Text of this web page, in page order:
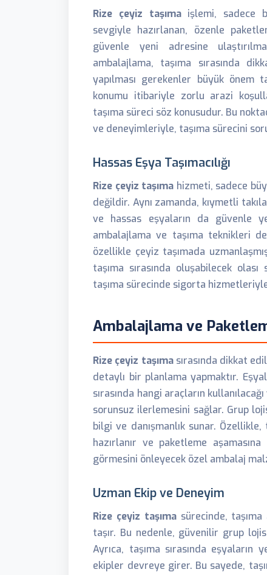
Rize çeyiz taşımaişlemi, sadece
sevgiyle hazırlanan, özenle
güvenle yeni adresine
ambalajlama, taşıma sırasında
yapılması gerekenler büyük önem
konumu itibariyle zorlu arazi
taşıma süreci söz konusudur. Bu
ve deneyimleriyle, taşıma sürecini
Hassas Eşya Taşımacılığı
Rize çeyiz taşıma hizmeti, sadece
değildir. Aynı zamanda, kıymetli
ve hassas eşyaların da güvenle
ambalajlama ve taşıma teknikleri
özellikle çeyiz taşımada
taşıma sırasında oluşabilecek
taşıma sürecinde sigorta
Ambalajlama ve
Rize çeyiz taşımasırasında dikkat
detaylı bir planlama yapmaktır.
sırasında hangi araçların
sorunsuz ilerlemesini sağlar. Grup
bilgi ve danışmanlık sunar.
hazırlanır ve paketleme
görmesini önleyecek özel ambalaj
Uzman Ekip ve Deneyim
Rize çeyiz taşımasürecinde, taşıma
taşır. Bu nedenle, güvenilir grup
Ayrıca, taşıma sırasında
ekipler devreye girer. Bu sayede,